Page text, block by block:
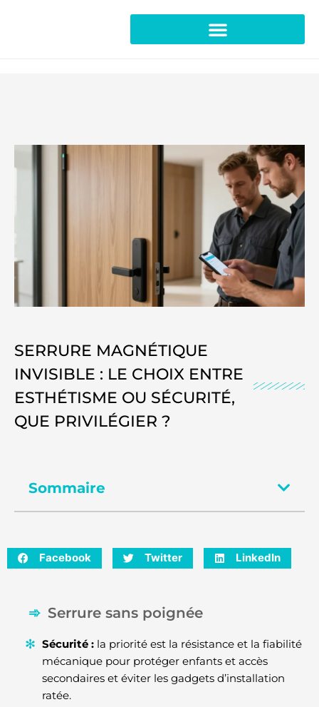
SERRURE MAGNÉTIQUE
INVISIBLE : LE CHOIX ENTRE
ESTHÉTISME OU SÉCURITÉ,
QUE PRIVILÉGIER ?
Sommaire
Facebook Twitter LinkedIn
Serrure sans poignée
Sécurité : la priorité est la résistance et la fiabilité
mécanique pour protéger enfants et accès
secondaires et éviter les gadgets d’installation
ratée.